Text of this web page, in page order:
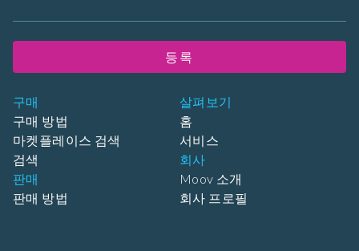
구매
구매 방법
마켓플레이스 검색
검색
판매
판매 방법
살펴보기
홈
서비스
회사
Moov 소개
회사 프로필
등록